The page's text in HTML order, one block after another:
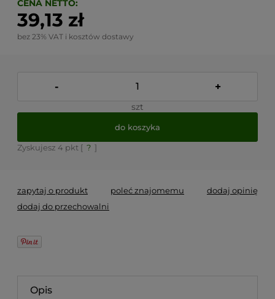
CENA NETTO:
39,13 zł
bez 23% VAT i kosztów dostawy
- +
szt
do koszyka
Zyskujesz 4 pkt [ ? ]
zapytaj o produkt poleć znajomemu
dodaj opinię
dodaj do przechowalni
Opis